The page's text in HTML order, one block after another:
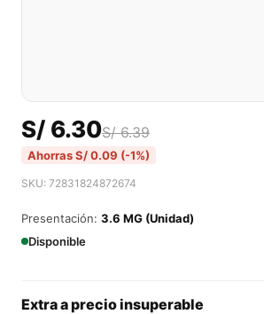
S/ 6.30S/6.39
AhorrasS/0.09 (-1%)
SKU: 72831824872674
Presentación: 3.6 MG (Unidad)
Disponible
Extra a precio insuperable